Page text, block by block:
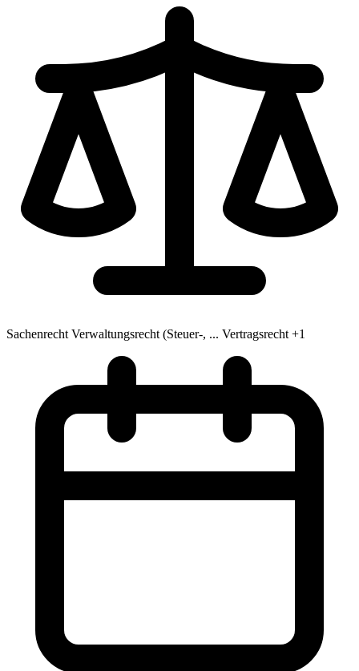
Sachenrecht Verwaltungsrecht (Steuer-, ... Vertragsrecht +1